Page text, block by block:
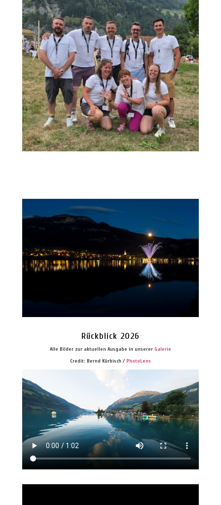
Rückblick 2026
Alle Bilder zur aktuellen Ausgabe in unserer Galerie
Credit: Bernd Kürbisch / PhotoLens